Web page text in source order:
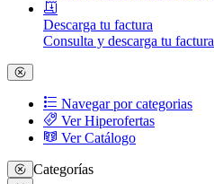
Descarga tu factura
Consulta y descarga tu factura
Navegar por categorias
Ver Hiperofertas
Ver Catálogo
Categorías